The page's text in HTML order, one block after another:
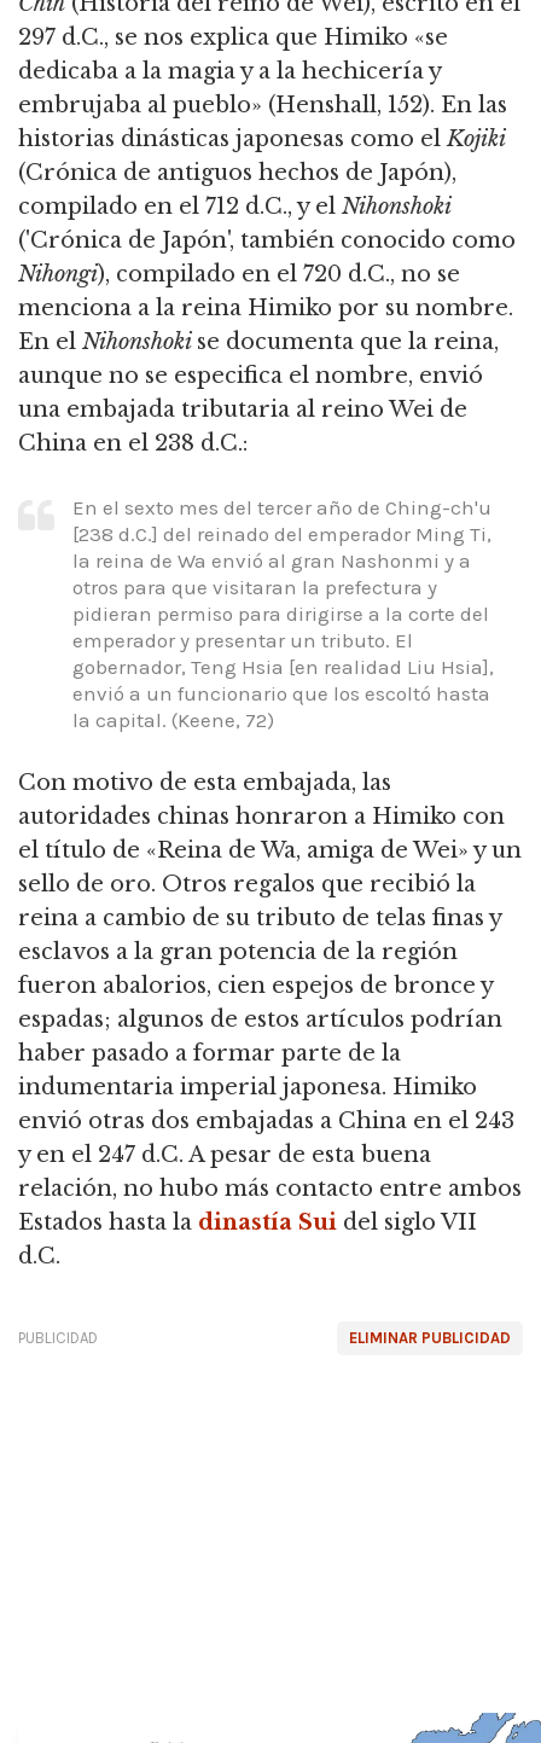
297 d.C., se nos explica que Himiko «se
dedicaba a la magia y a la hechicería y
embrujaba al pueblo» (Henshall, 152). En las
historias dinásticas japonesas como elKojiki
(Crónica de antiguos hechos de Japón),
compilado en el 712 d.C., y el Nihonshoki
('Crónica de Japón', también conocido como
Nihongi), compilado en el 720 d.C., no se
menciona a la reina Himiko por su nombre.
En el Nihonshoki se documenta que la reina,
aunque no se especifica el nombre, envió
una embajada tributaria al reino Wei de
China en el 238 d.C.:
En el sexto mes del tercer año de Ching-ch'u
[238 d.C.] del reinado del emperador Ming Ti,
la reina de Wa envió al gran Nashonmi y a
otros para que visitaran la prefectura y
pidieran permiso para dirigirse a la corte del
emperador y presentar un tributo. El
gobernador, Teng Hsia [en realidad Liu Hsia],
envió a un funcionario que los escoltó hasta
la capital. (Keene, 72)
Con motivo de esta embajada, las
autoridades chinas honraron a Himiko con
el título de «Reina de Wa, amiga de Wei» y un
sello de oro. Otros regalos que recibió la
reina a cambio de su tributo de telas finas y
esclavos a la gran potencia de la región
fueron abalorios, cien espejos de bronce y
espadas; algunos de estos artículos podrían
haber pasado a formar parte de la
indumentaria imperial japonesa. Himiko
envió otras dos embajadas a China en el 243
y en el 247 d.C. A pesar de esta buena
relación, no hubo más contacto entre ambos
Estados hasta la dinastía Sui del siglo VII
d.C.
ELIMINAR PUBLICIDAD
PUBLICIDAD